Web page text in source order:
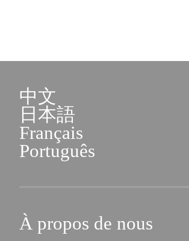
中文
日本語
Français
Português
À propos de nous